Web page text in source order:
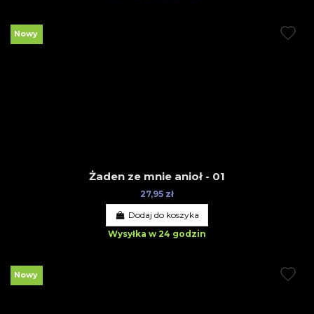
Nowy
Żaden ze mnie anioł - 01
27,95 zł
Dodaj do koszyka
Wysyłka w 24 godzin
Nowy